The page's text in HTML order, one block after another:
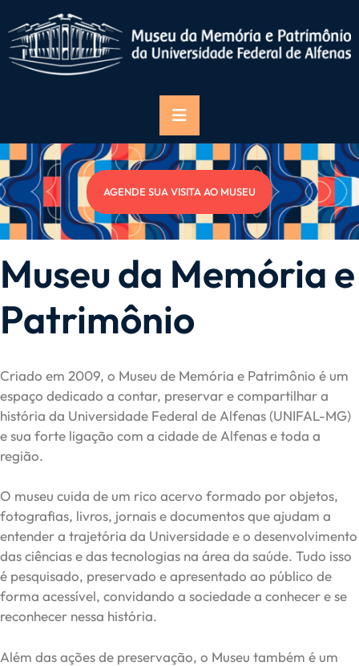
AGENDE SUA VISITA AO MUSEU
Museu da Memória e
Patrimônio
Criado em 2009, o Museu de Memória e Patrimônio é um
espaço dedicado a contar, preservar e compartilhar a
história da Universidade Federal de Alfenas (UNIFAL-MG)
e sua forte ligação com a cidade de Alfenas e toda a
região.
O museu cuida de um rico acervo formado por objetos,
fotografias, livros, jornais e documentos que ajudam a
entender a trajetória da Universidade e o desenvolvimento
das ciências e das tecnologias na área da saúde. Tudo isso
é pesquisado, preservado e apresentado ao público de
forma acessível, convidando a sociedade a conhecer e se
reconhecer nessa história.
Além das ações de preservação, o Museu também é um